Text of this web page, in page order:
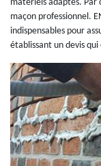
matériels adaptés. Par
maçon professionnel.
indispensables pour
établissant un devis